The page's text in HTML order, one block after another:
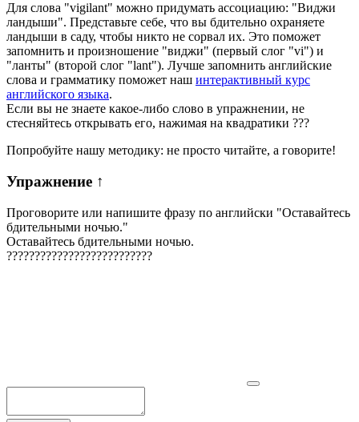
Для слова "vigilant" можно придумать ассоциацию: "Виджи
ландыши". Представьте себе, что вы бдительно охраняете
ландыши в саду, чтобы никто не сорвал их. Это поможет
запомнить и произношение "виджи" (первый слог "vi") и
"ланты" (второй слог "lant"). Лучше запомнить английские
слова и грамматику поможет наш интерактивный курс
английского языка.
Если вы не знаете какое-либо слово в упражнении, не
стесняйтесь открывать его, нажимая на квадратики ???
Попробуйте нашу методику: не просто читайте, а говорите!
Упражнение ↑
Проговорите или напишите фразу по английски "Оставайтесь
бдительными ночью."
Оставайтесь бдительными ночью.
??????????????????????????